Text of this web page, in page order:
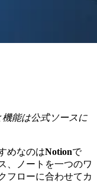
能は公式ソースに
めなのはNotionで
、ノートを一つのワ
フローに合わせてカ